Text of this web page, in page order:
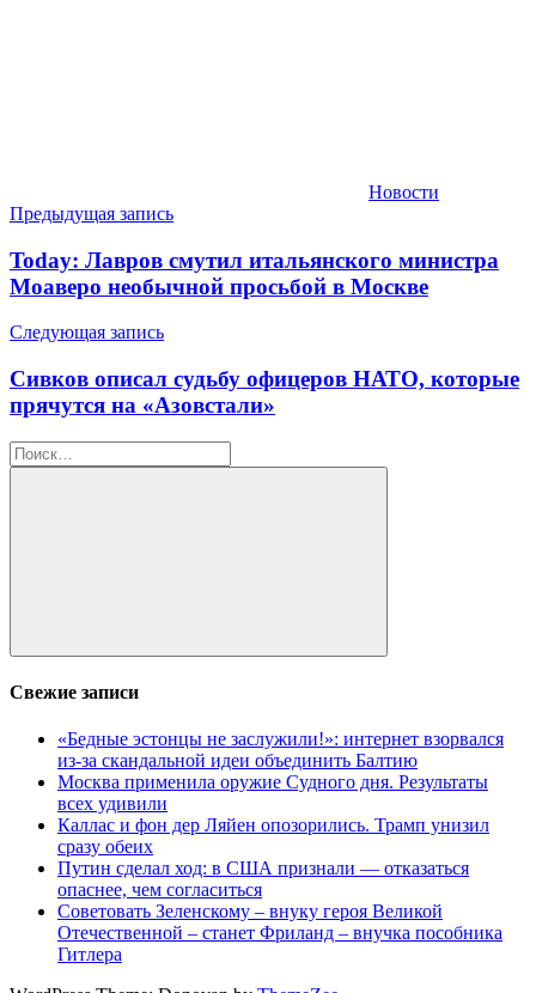
Новости
Навигация
по
записям
Предыдущая запись
Today: Лавров смутил итальянского министра
Моаверо необычной просьбой в Москве
Следующая запись
Сивков описал судьбу офицеров НАТО, которые
прячутся на «Азовстали»
Найти:
Поиск
Свежие записи
«Бедные эстонцы не заслужили!»: интернет взорвался
из-за скандальной идеи объединить Балтию
Москва применила оружие Судного дня. Результаты
всех удивили
Каллас и фон дер Ляйен опозорились. Трамп унизил
сразу обеих
Путин сделал ход: в США признали — отказаться
опаснее, чем согласиться
Советовать Зеленскому – внуку героя Великой
Отечественной – станет Фриланд – внучка пособника
Гитлера